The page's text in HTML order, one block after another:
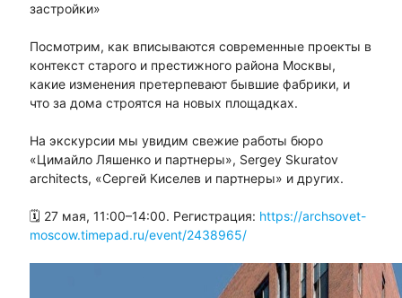
застройки»
Посмотрим, как вписываются современные проекты в
контекст старого и престижного района Москвы,
какие изменения претерпевают бывшие фабрики, и
что за дома строятся на новых площадках.
На экскурсии мы увидим свежие работы бюро
«Цимайло Ляшенко и партнеры», Sergey Skuratov
architects, «Сергей Киселев и партнеры» и других.
🗓 27 мая, 11:00–14:00. Регистрация: https://archsovet-
moscow.timepad.ru/event/2438965/